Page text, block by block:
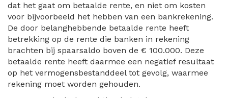
dat het gaat om betaalde rente, en niet om kosten
voor bijvoorbeeld het hebben van een bankrekening.
De door belanghebbende betaalde rente heeft
betrekking op de rente die banken in rekening
brachten bij spaarsaldo boven de € 100.000. Deze
betaalde rente heeft daarmee een negatief resultaat
op het vermogensbestanddeel tot gevolg, waarmee
rekening moet worden gehouden.